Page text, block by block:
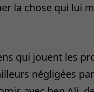
la chose qui lui
qui jouent les
négligées